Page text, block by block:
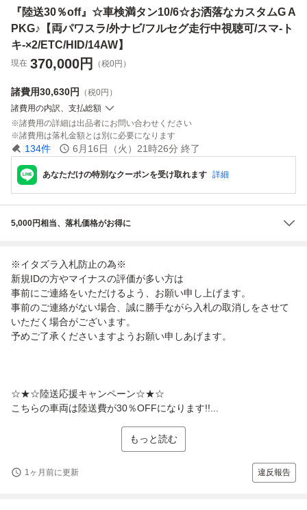
パールホワイト]
ラ★車検令和10年
2月乗って帰れま
キロ台 ETC ター
ボ パドルシフト
TC！ 安全装備充
実！ 車検：令和
『陸送30％off』☆車検満タン10/6☆お洒落なカスタムG A
PKG♪【両パワスラ/外ナビ/フルセグ走行中視聴可/スマ-ト
キ-×2/ETC/HID/14AW】
現在 370,000円 （税0円）
諸費用30,630円
（税0円）
諸費用の内訳、支払総額
諸費用の詳細は出品者にお問い合わせください
諸費用は落札金額とは別に必要になります
134件 6月16日（火）21時26分 終了
あなただけの特別なクーポンを受け取れます 詳細
5,000円相当、落札価格がお得に
※イタズラ入札防止の為※
新規IDの方やマイナスの評価が多い方は
事前にご連絡をいただけるよう、お願い申し上げます。
事前のご連絡がない場合、誠に勝手ながら入札の取消しをさせて
いただく場合がございます。
予めご了承くださいますようお願い申しあげます。
☆★☆陸送応援キャンペーン☆★☆
こちらの車両は陸送費が30％OFFになります!!...
もっと読む
1ヶ月前に更新 違反報告